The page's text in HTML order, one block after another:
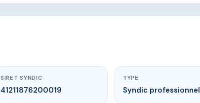
SIRET SYNDIC
41211876200019
TYPE
Syndic professionnel